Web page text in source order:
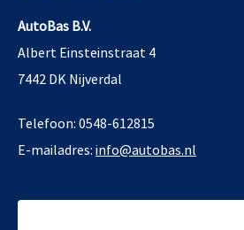
AutoBas B.V.
Albert Einsteinstraat 4
7442 DK Nijverdal
Telefoon: 0548-612815
E-mailadres: info@autobas.nl